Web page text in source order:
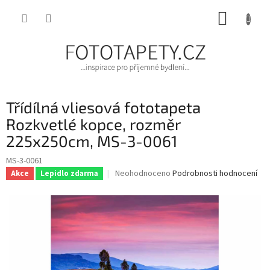
Třídílná vliesová fototapeta
Rozkvetlé kopce, rozměr
225x250cm, MS-3-0061
MS-3-0061
Akce Lepidlo zdarma
Průměrné
produktu
je
0,0
z
5
hvězdiček.
Neohodnoceno Podrobnosti hodnocení